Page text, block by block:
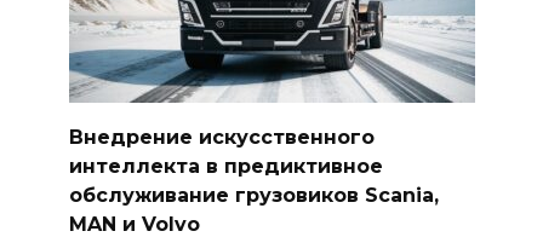
Внедрение искусственного
интеллекта в предиктивное
обслуживание грузовиков Scania,
MAN и Volvo